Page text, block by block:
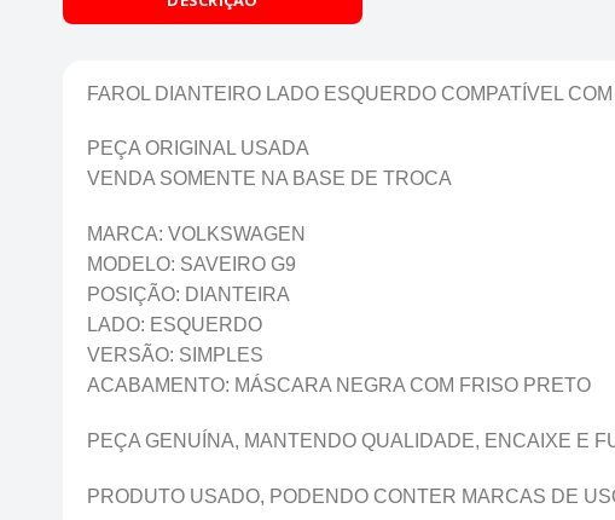
FAROL DIANTEIRO LADO ESQUERDO COMPATÍVEL
PEÇA ORIGINAL USADA
VENDA SOMENTE NA BASE DE TROCA
MARCA: VOLKSWAGEN
MODELO: SAVEIRO G9
POSIÇÃO: DIANTEIRA
LADO: ESQUERDO
VERSÃO: SIMPLES
ACABAMENTO: MÁSCARA NEGRA COM FRISO PRETO
PEÇA GENUÍNA, MANTENDO QUALIDADE, ENCAIXE E
PRODUTO USADO, PODENDO CONTER MARCAS DE